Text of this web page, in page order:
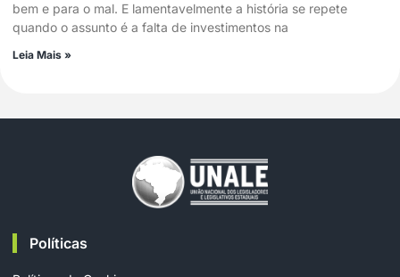
bem e para o mal. E lamentavelmente a história se repete
quando o assunto é a falta de investimentos na
Leia Mais »
Políticas